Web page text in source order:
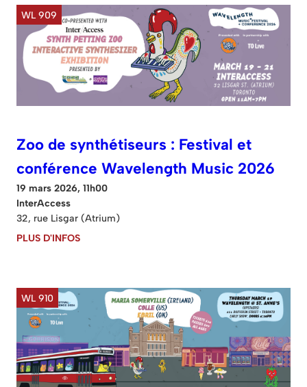
WL 909
Zoo de synthétiseurs : Festival et
conférence Wavelength Music 2026
19 mars 2026, 11h00
InterAccess
32, rue Lisgar (Atrium)
PLUS D'INFOS
WL 910